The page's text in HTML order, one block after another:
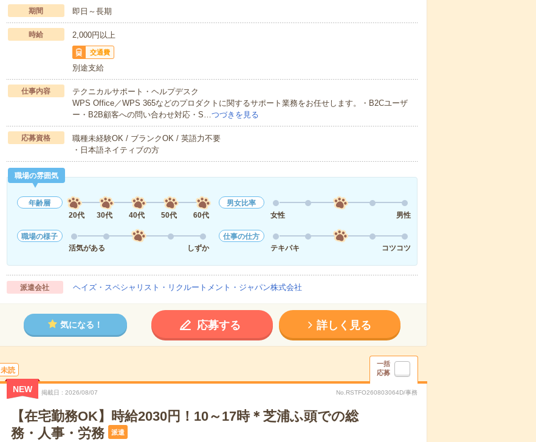
期間 即日～長期
時給 2,000円以上
交通費
別途支給
仕事内容
テクニカルサポート・ヘルプデスク
WPS Office／WPS 365などのプロダクトに関するサポート業務をお任せします。・B2Cユーザ
ー・B2B顧客への問い合わせ対応・S…つづきを見る
応募資格
職種未経験OK / ブランクOK / 英語力不要
・日本語ネイティブの方
職場の雰囲気
年齢層
20代
30代 40代 50代 60代
男女比率
女性
男性
職場の様子
活気がある
しずか
仕事の仕方
テキパキ
コツコツ
派遣会社 ヘイズ・スペシャリスト・リクルートメント・ジャパン株式会社
気になる！ 応募する 詳しく見る
未読
一括
応募
NEW 掲載日 2026/08/07 No.RSTFO260803064D/事務
【在宅勤務OK】時給2030円！10～17時＊芝浦ふ頭での総
務・人事・労務
派遣